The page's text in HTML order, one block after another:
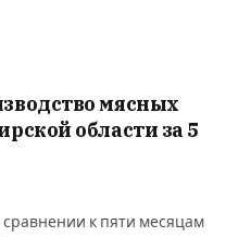
мясных
области за 5
сравнении к пяти месяцам